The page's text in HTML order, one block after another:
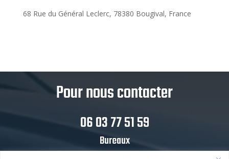
68 Rue du Général Leclerc, 78380 Bougival, France
Pour nous contacter
06 03 77 51 59
Bureaux